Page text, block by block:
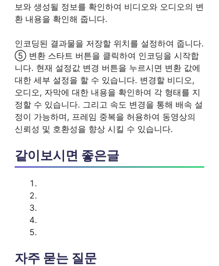
보와 생성될 정보를 확인하여 비디오와 오디오의 변
환 내용을 확인해 줍니다.
인코딩된 결과물을 저장할 위치를 설정하여 줍니다.
⑤ 변환 스타트 버튼을 클릭하여 인코딩을 시작합
니다. 현재 설정값 변경 버튼을 누르시면 변환 값에
대한 세부 설정을 할 수 있습니다. 변경할 비디오,
오디오, 자막에 대한 내용을 확인하여 각 형태를 지
정할 수 있습니다. 그리고 속도 변경을 통해 배속 설
정이 가능하며, 프레임 중복을 허용하여 동영상의
신뢰성 및 호환성을 향상 시킬 수 있습니다.
같이보시면 좋은글
자주 묻는 질문